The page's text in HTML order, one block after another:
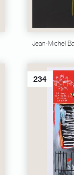
Jean-Michel
234